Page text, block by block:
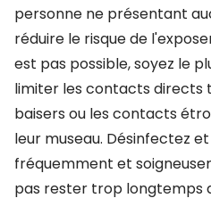
personne ne présentant
réduire le risque de
est pas possible, soyez le
limiter les contacts directs
baisers ou les contacts
leur museau. Désinfectez
fréquemment et
pas rester trop longtemps